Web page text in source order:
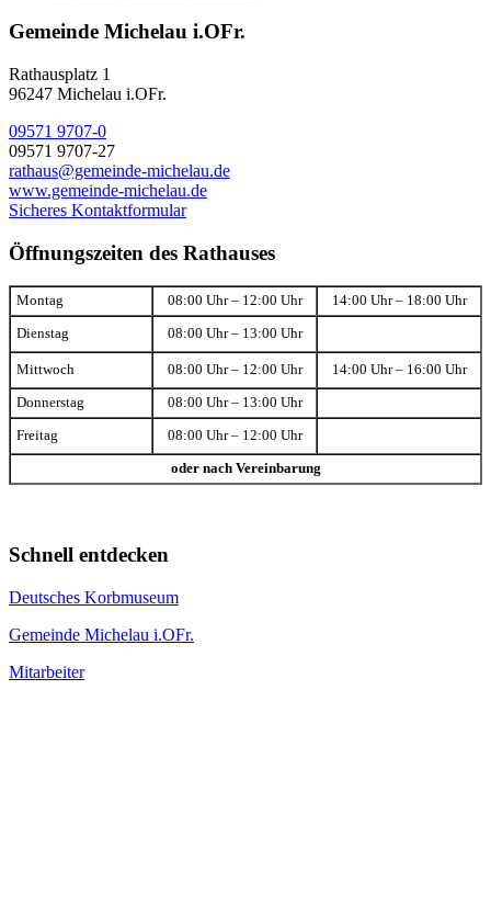
Gemeinde Michelau i.OFr.
Rathausplatz 1
96247 Michelau i.OFr.
09571 9707-0
09571 9707-27
rathaus@gemeinde-michelau.de
www.gemeinde-michelau.de
Sicheres Kontaktformular
Öffnungszeiten des Rathauses
Montag 08:00 Uhr – 12:00 Uhr 14:00 Uhr – 18:00 Uhr
Dienstag 08:00 Uhr – 13:00 Uhr
Mittwoch 08:00 Uhr – 12:00 Uhr 14:00 Uhr – 16:00 Uhr
Donnerstag 08:00 Uhr – 13:00 Uhr
Freitag 08:00 Uhr – 12:00 Uhr
oder nach Vereinbarung
Schnell entdecken
Deutsches Korbmuseum
Gemeinde Michelau i.OFr.
Mitarbeiter